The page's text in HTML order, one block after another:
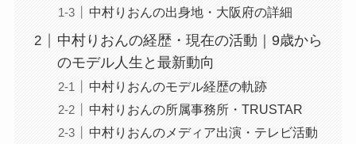
中村りおんの出身地・大阪府の詳細
中村りおんの経歴・現在の活動｜9歳から
のモデル人生と最新動向
中村りおんのモデル経歴の軌跡
中村りおんの所属事務所・TRUSTAR
中村りおんのメディア出演・テレビ活動